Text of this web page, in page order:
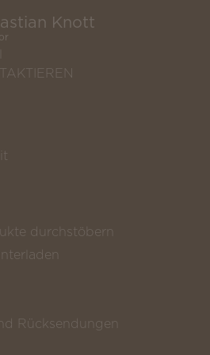
Knott
durchstöbern
Rücksendungen